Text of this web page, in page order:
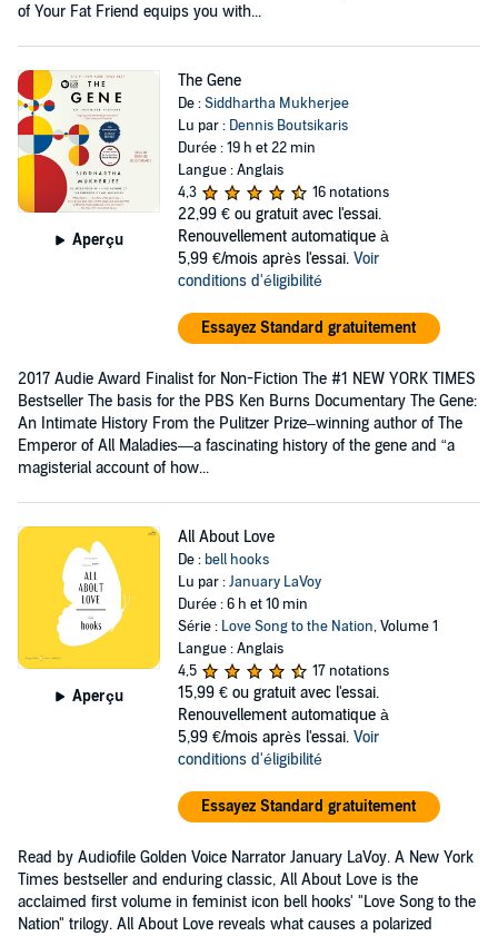
of Your Fat Friend equips you with...
Aperçu
The Gene
De :Siddhartha Mukherjee
Lu par : Dennis Boutsikaris
Durée : 19 h et 22 min
Langue : Anglais
4,3
16 notations
22,99 € ou gratuit avec l'essai.
Renouvellement automatique à
5,99 €/mois après l'essai. Voir
conditions d'éligibilité
Essayez Standard gratuitement
2017 Audie Award Finalist for Non-Fiction The #1 NEW YORK TIMES
Bestseller The basis for the PBS Ken Burns Documentary The Gene:
An Intimate History From the Pulitzer Prize–winning author of The
Emperor of All Maladies—a fascinating history of the gene and “a
magisterial account of how...
Aperçu
All About Love
De : bell hooks
Lu par :January LaVoy
Durée : 6 h et 10 min
Série : Love Song to the Nation, Volume 1
Langue : Anglais
4,5
17 notations
15,99 € ou gratuit avec l'essai.
Renouvellement automatique à
5,99 €/mois après l'essai. Voir
conditions d'éligibilité
Essayez Standard gratuitement
Read by Audiofile Golden Voice Narrator January LaVoy. A New York
Times bestseller and enduring classic, All About Love is the
acclaimed first volume in feminist icon bell hooks' "Love Song to the
Nation" trilogy. All About Love reveals what causes a polarized